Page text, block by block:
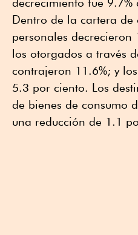
Dentro de la cartera de
personales decrecieron
los otorgados a través
contrajeron 11.6%; y
5.3 por ciento. Los
de bienes de consumo
una reducción de 1.1